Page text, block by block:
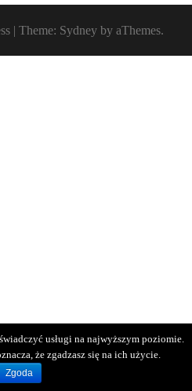
| Theme: Sydney by aThemes.
usługi na najwyższym poziomie.
że zgadzasz się na ich użycie.
Zgoda